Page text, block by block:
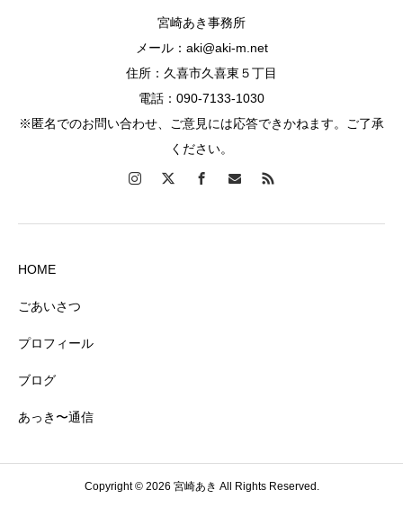
宮崎あき事務所
メール：aki@aki-m.net
住所：久喜市久喜東５丁目
電話：090-7133-1030
※匿名でのお問い合わせ、ご意見には応答できかねます。ご了承
ください。
HOME
ごあいさつ
プロフィール
ブログ
あっき〜通信
Copyright © 2026 宮崎あき All Rights Reserved.